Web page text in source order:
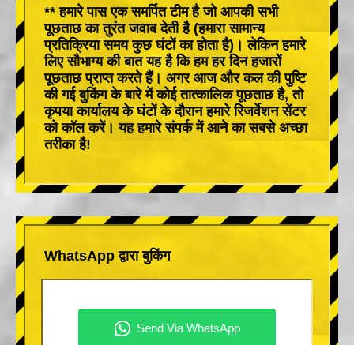
** हमारे पास एक समर्पित टीम है जो आपकी सभी
पूछताछ का तुरंत जवाब देती है (हमारा सामान्य
प्रतिक्रिया समय कुछ घंटों का होता है)। लेकिन हमारे
लिए सौभाग्य की बात यह है कि हम हर दिन हजारों
पूछताछ प्राप्त करते हैं। अगर आज और कल की पुष्टि
की गई बुकिंग के बारे में कोई तात्कालिक पूछताछ है, तो
कृपया कार्यालय के घंटों के दौरान हमारे रिजर्वेशन सेंटर
को कॉल करें। यह हमारे संपर्क में आने का सबसे अच्छा
तरीका है!
WhatsApp द्वारा बुकिंग